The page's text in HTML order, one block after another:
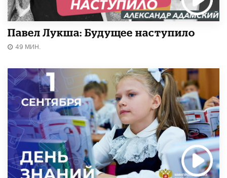
Павел Лукша: Будущее наступило
49 МИН.